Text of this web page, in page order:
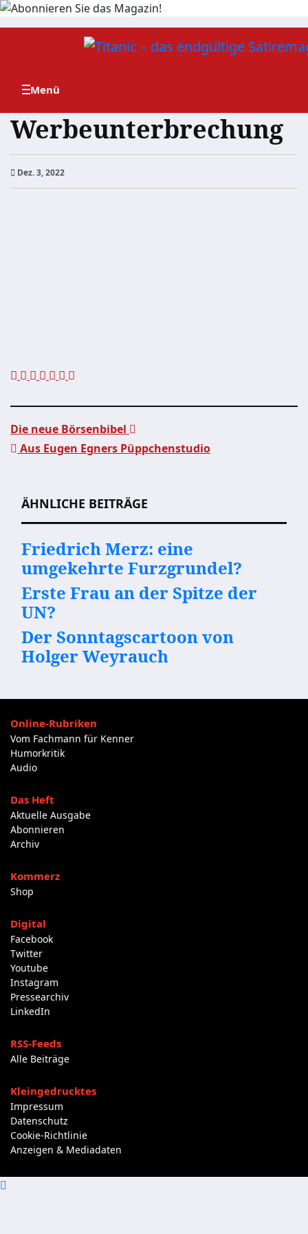
Zum
Werbeunterbrechung
Dez. 3, 2022
Die neue Börsenbibel
Aus Eugen Egners Püppchenstudio
ÄHNLICHE BEITRÄGE
Friedrich Merz: eine
umgekehrte Furzgrundel?
Erste Frau an der Spitze der
UN?
Der Sonntagscartoon von
Holger Weyrauch
Online-Rubriken
Vom Fachmann für Kenner
Humorkritik
Audio
Das Heft
Aktuelle Ausgabe
Abonnieren
Archiv
Kommerz
Shop
Digital
Facebook
Twitter
Youtube
Instagram
Pressearchiv
LinkedIn
RSS-Feeds
Alle Beiträge
Kleingedrucktes
Impressum
Datenschutz
Cookie-Richtlinie
Anzeigen & Mediadaten